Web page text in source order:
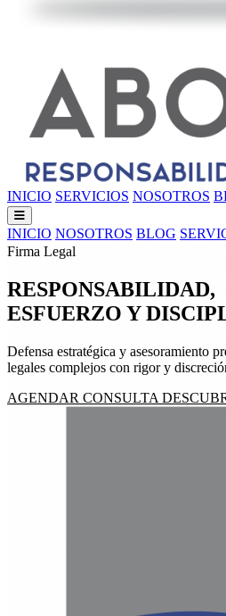
INICIO SERVICIOS NOSOTROS
INICIO NOSOTROS BLOG
Firma Legal
RESPONSABILIDAD,
ESFUERZO Y
Defensa estratégica y asesoramiento
legales complejos con rigor y
AGENDAR CONSULTA